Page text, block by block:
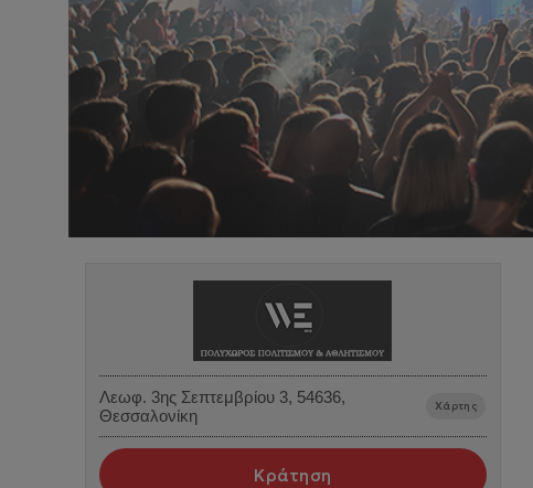
Λεωφ. 3ης Σεπτεμβρίου 3, 54636,
Θεσσαλονίκη
Χάρτης
Κράτηση